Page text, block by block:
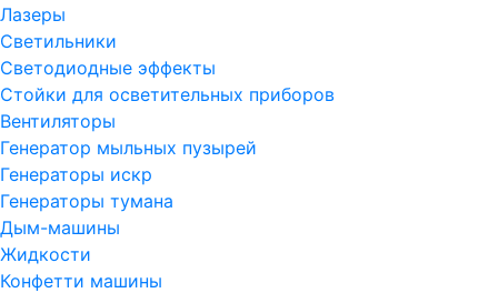
Лазеры
Светильники
Светодиодные эффекты
Стойки для осветительных приборов
Вентиляторы
Генератор мыльных пузырей
Генераторы искр
Генераторы тумана
Дым-машины
Жидкости
Конфетти машины